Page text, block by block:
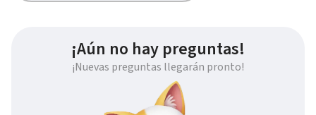
¡Aún no hay preguntas!
¡Nuevas preguntas llegarán pronto!